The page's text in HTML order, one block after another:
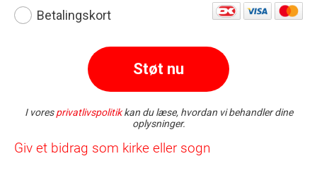
Giv et bidrag som kirke eller sogn